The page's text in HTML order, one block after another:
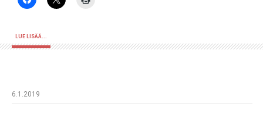
LUE LISÄÄ...
6.1.2019